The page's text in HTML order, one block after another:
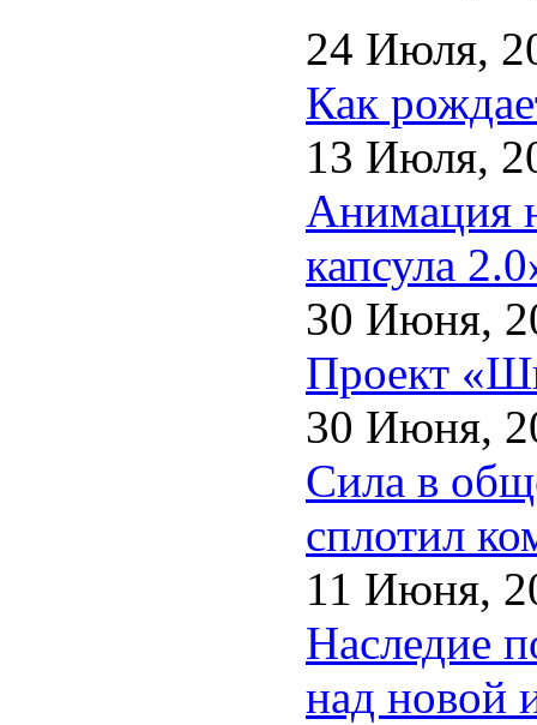
24 Июля,
Как
13 Июля,
Анимация
капсула
30 Июня,
Проект
30 Июня,
Сила в
сплотил
11 Июня,
Наследие
над новой